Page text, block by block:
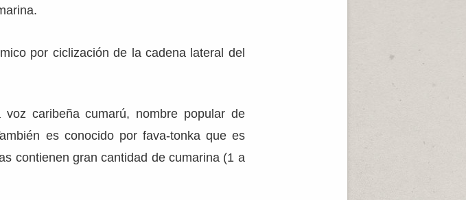
por ciclización de la cadena lateral del
caribeña cumarú, nombre popular de
es conocido por fava-tonka que es
contienen gran cantidad de cumarina (1 a